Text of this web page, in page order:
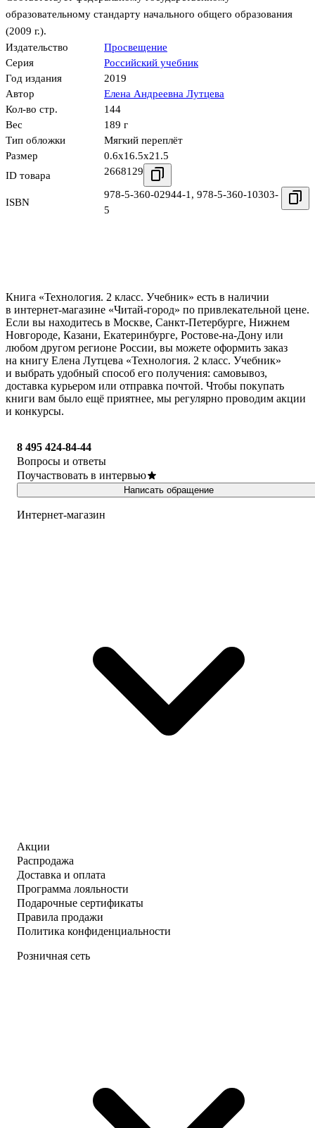
образовательному стандарту начального общего образования
(2009 г.).
Издательство
Просвещение
Серия
Российский учебник
Год издания
2019
Автор
Елена Андреевна Лутцева
Кол-во стр.
144
Вес
189 г
Тип обложки
Мягкий переплёт
Размер
0.6x16.5x21.5
ID товара
2668129
ISBN
978-5-360-02944-1, 978-5-360-10303-
5
Книга «Технология. 2 класс. Учебник» есть в наличии
в интернет-магазине «Читай-город» по привлекательной цене.
Если вы находитесь в Москве, Санкт-Петербурге, Нижнем
Новгороде, Казани, Екатеринбурге, Ростове-на-Дону или
любом другом регионе России, вы можете оформить заказ
на книгу Елена Лутцева «Технология. 2 класс. Учебник»
и выбрать удобный способ его получения: самовывоз,
доставка курьером или отправка почтой. Чтобы покупать
книги вам было ещё приятнее, мы регулярно проводим акции
и конкурсы.
8 495 424-84-44
Вопросы и ответы
Поучаствовать в интервью
Написать обращение
Интернет-магазин
Акции
Распродажа
Доставка и оплата
Программа лояльности
Подарочные сертификаты
Правила продажи
Политика конфиденциальности
Розничная сеть